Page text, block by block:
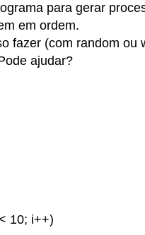
para gerar
em ordem.
fazer (com random ou
ajudar?
10; i++)